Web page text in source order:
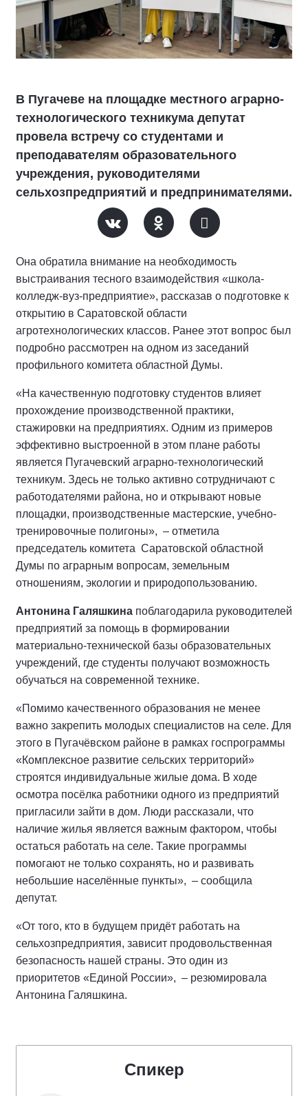
В Пугачеве на площадке местного аграрно-
технологического техникума депутат
провела встречу со студентами и
преподавателям образовательного
учреждения, руководителями
сельхозпредприятий и предпринимателями.
Она обратила внимание на необходимость
выстраивания тесного взаимодействия «школа-
колледж-вуз-предприятие», рассказав о подготовке к
открытию в Саратовской области
агротехнологических классов. Ранее этот вопрос был
подробно рассмотрен на одном из заседаний
профильного комитета областной Думы.
«На качественную подготовку студентов влияет
прохождение производственной практики,
стажировки на предприятиях. Одним из примеров
эффективно выстроенной в этом плане работы
является Пугачевский аграрно-технологический
техникум. Здесь не только активно сотрудничают с
работодателями района, но и открывают новые
площадки, производственные мастерские, учебно-
тренировочные полигоны», – отметила
председатель комитета Саратовской областной
Думы по аграрным вопросам, земельным
отношениям, экологии и природопользованию.
Антонина Галяшкина поблагодарила руководителей
предприятий за помощь в формировании
материально-технической базы образовательных
учреждений, где студенты получают возможность
обучаться на современной технике.
«Помимо качественного образования не менее
важно закрепить молодых специалистов на селе. Для
этого в Пугачёвском районе в рамках госпрограммы
«Комплексное развитие сельских территорий»
строятся индивидуальные жилые дома. В ходе
осмотра посёлка работники одного из предприятий
пригласили зайти в дом. Люди рассказали, что
наличие жилья является важным фактором, чтобы
остаться работать на селе. Такие программы
помогают не только сохранять, но и развивать
небольшие населённые пункты», – сообщила
депутат.
«От того, кто в будущем придёт работать на
сельхозпредприятия, зависит продовольственная
безопасность нашей страны. Это один из
приоритетов «Единой России», – резюмировала
Антонина Галяшкина.
Спикер